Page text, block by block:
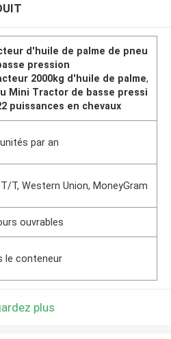
d'huile de palme de pneu
pression
2000kg d'huile de palme,
Mini Tractor de basse pressi
puissances en chevaux
par an
T, Western Union, MoneyGram
ouvrables
le conteneur
plus